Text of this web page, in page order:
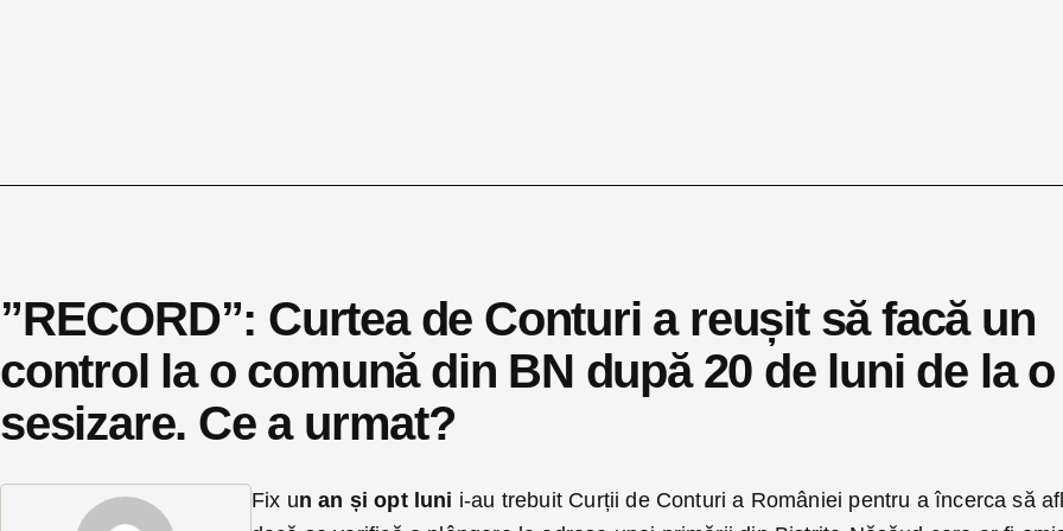
”RECORD”: Curtea de Conturi a reușit să facă un
control la o comună din BN după 20 de luni de la o
sesizare. Ce a urmat?
Fix un an și opt luni i-au trebuit Curții de Conturi a României pentru a încerca să